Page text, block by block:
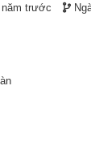
trước